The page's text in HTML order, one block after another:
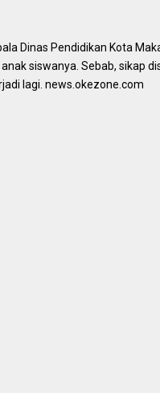
Dinas Pendidikan Kota
siswanya. Sebab, sikap
lagi. news.okezone.com